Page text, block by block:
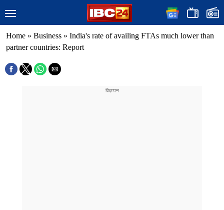
Home » Business » India's rate of availing FTAs much lower than
partner countries: Report